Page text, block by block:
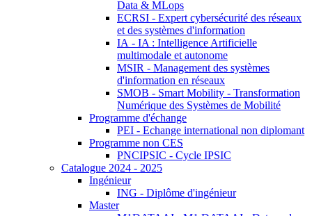
Data & MLops
ECRSI - Expert cybersécurité des réseaux
et des systèmes d'information
IA - IA : Intelligence Artificielle
multimodale et autonome
MSIR - Management des systèmes
d'information en réseaux
SMOB - Smart Mobility - Transformation
Numérique des Systèmes de Mobilité
Programme d'échange
PEI - Echange international non diplomant
Programme non CES
PNCIPSIC - Cycle IPSIC
Catalogue 2024 - 2025
Ingénieur
ING - Diplôme d'ingénieur
Master